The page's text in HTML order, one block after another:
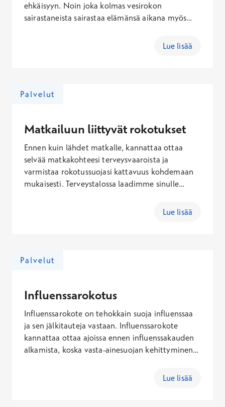
Jäykkäkouristus-kurkkumätä- ja
hinkuyskärokotuskäynti
Hinta
66,00 €
Ei Kela-korvausta
Keltakuumerokotuskäynti
Kolerarokotuskäynti
Hinta
Ei Kela-korvausta
Lavantautirokotuskäynti
ehkäisyyn. Noin joka kolmas vesirokon
sairastaneista sairastaa elämänsä aikana myös
Lue lisää
Palvelut
Matkailuun liittyvät rokotukset
Ennen kuin lähdet matkalle, kannattaa ottaa
selvää matkakohteesi terveysvaaroista ja
varmistaa rokotussuojasi kattavuus kohdemaan
mukaisesti. Terveystalossa laadimme sinulle
Lue lisää
Palvelut
Influenssarokotus
Influenssarokote on tehokkain suoja influenssaa
ja sen jälkitauteja vastaan. Influenssarokote
kannattaa ottaa ajoissa ennen influenssakauden
alkamista, koska vasta-ainesuojan kehittyminen
Lue lisää